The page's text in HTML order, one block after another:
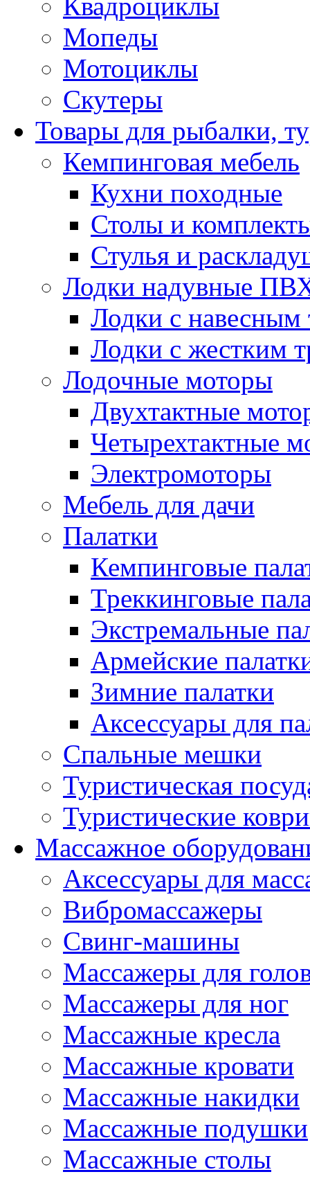
Мопеды
Мотоциклы
Скутеры
Товары для рыбалки,
Кемпинговая мебель
Кухни походные
Столы и
Стулья и
Лодки надувные
Лодки с навесным
Лодки с жестким
Лодочные моторы
Двухтактные
Четырехтактные
Электромоторы
Мебель для дачи
Палатки
Кемпинговые
Треккинговые
Экстремальные
Армейские
Зимние палатки
Аксессуары для
Спальные мешки
Туристическая
Туристические
Массажное
Аксессуары для
Вибромассажеры
Свинг-машины
Массажеры для
Массажеры для ног
Массажные кресла
Массажные кровати
Массажные накидки
Массажные подушки
Массажные столы